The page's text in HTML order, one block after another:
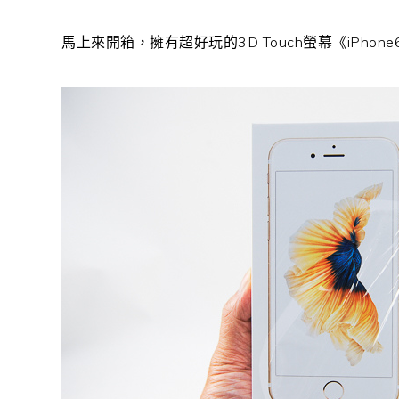
馬上來開箱，擁有超好玩的3D Touch螢幕《